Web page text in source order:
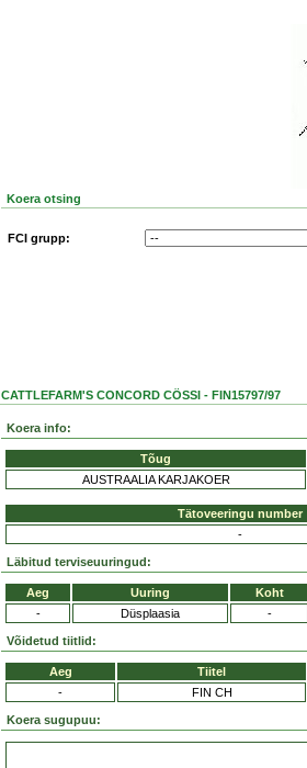
Koera otsing
FCI grupp:
CATTLEFARM'S CONCORD CÖSSI - FIN15797/97
Koera info:
Tõug
AUSTRAALIA KARJAKOER
Tätoveeringu number
-
Läbitud terviseuuringud:
Aeg Uuring Koht
-
Düsplaasia -
Võidetud tiitlid:
Aeg Tiitel
-
FIN CH
Koera sugupuu: